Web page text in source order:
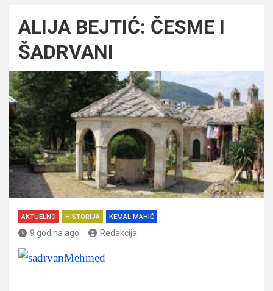
ALIJA BEJTIĆ: ČESME I
ŠADRVANI
AKTUELNO HISTORIJA KEMAL MAHIĆ
9 godina ago Redakcija